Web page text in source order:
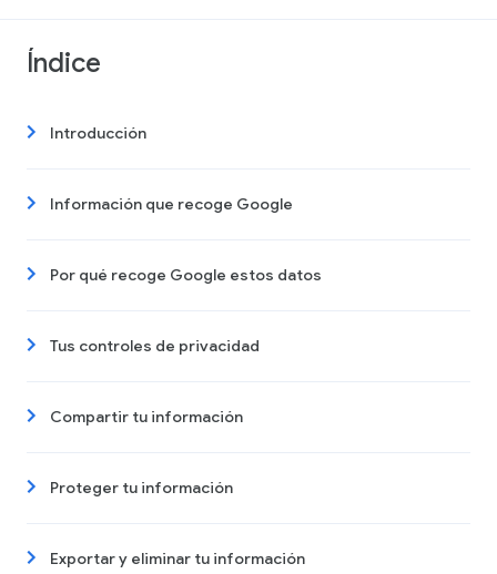
Índice
Introducción
Información que recoge Google
Por qué recoge Google estos datos
Tus controles de privacidad
Compartir tu información
Proteger tu información
Exportar y eliminar tu información